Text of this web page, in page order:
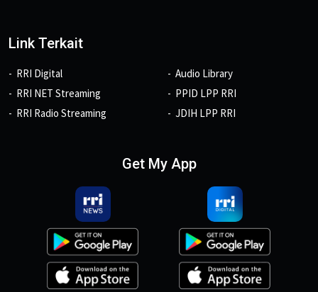
Link Terkait
RRI Digital
RRI NET Streaming
RRI Radio Streaming
Audio Library
PPID LPP RRI
JDIH LPP RRI
Get My App